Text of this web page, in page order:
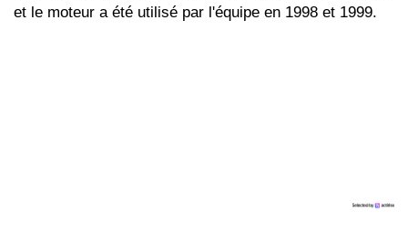
et le moteur a été utilisé par l'équipe en 1998 et 1999.